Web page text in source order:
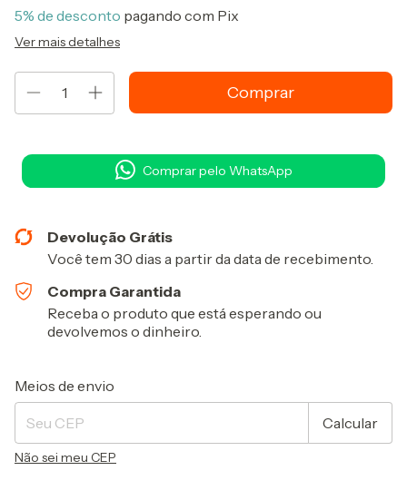
5% de desconto pagando com Pix
Ver mais detalhes
Comprar pelo WhatsApp
Devolução Grátis
Você tem 30 dias a partir da data de recebimento.
Compra Garantida
Receba o produto que está esperando ou
devolvemos o dinheiro.
Entregas para o CEP:
Meios de envio
Calcular
Não sei meu CEP